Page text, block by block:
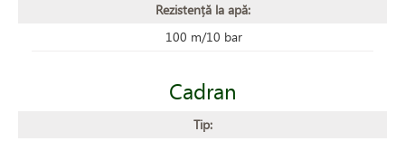
Rezistență la apă:
100 m/10 bar
Cadran
Tip: